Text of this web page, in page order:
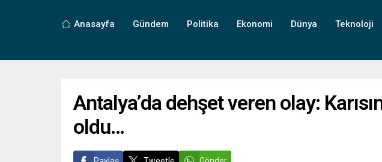
Anasayfa Gündem Politika Ekonomi Dünya Teknoloji
Antalya’da dehşet veren olay:
oldu…